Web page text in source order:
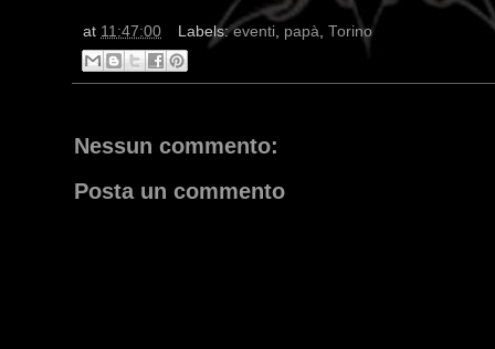
at 11:47:00 Labels:eventi, papà, Torino
Nessun commento:
Posta un commento